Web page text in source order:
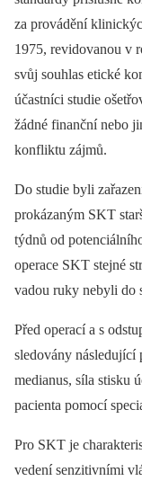
za provádění
1975, revidovanou v
svůj souhlas etické
účastníci studie
žádné finanční nebo
konfliktu zájmů.
Do studie byli
prokázaným SKT
týdnů od
operace SKT stejné
vadou ruky nebyli do
Před operací a s
sledovány následující
medianus, síla stisku
pacienta pomocí
Pro SKT je
vedení senzitivními